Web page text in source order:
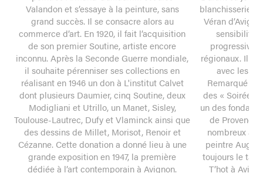
Valandon et s’essaye à la peinture, sans
grand succès. Il se consacre alors au
commerce d’art. En 1920, il fait l’acquisition
de son premier Soutine, artiste encore
inconnu. Après la Seconde Guerre mondiale,
il souhaite pérenniser ses collections en
réalisant en 1946 un don à L'institut Calvet
dont plusieurs Daumier, cinq Soutine, deux
Modigliani et Utrillo, un Manet, Sisley,
Toulouse-Lautrec, Dufy et Vlaminck ainsi que
des dessins de Millet, Morisot, Renoir et
Cézanne. Cette donation a donné lieu à une
grande exposition en 1947, la première
dédiée à l’art contemporain à Avignon.
blanchisserie
Véran
sensibilité
régionaux. Il
avec les
Remarqué
des « Soirées
un des
de Provence
nombreux
peintre
toujours le
T’hot à